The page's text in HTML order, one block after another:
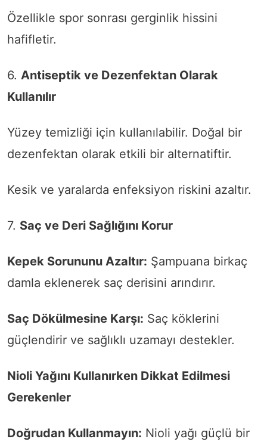
Özellikle spor sonrası gerginlik hissini
hafifletir.
6. Antiseptik ve Dezenfektan Olarak
Kullanılır
Yüzey temizliği için kullanılabilir. Doğal bir
dezenfektan olarak etkili bir alternatiftir.
Kesik ve yaralarda enfeksiyon riskini azaltır.
7. Saç ve Deri Sağlığını Korur
Kepek Sorununu Azaltır: Şampuana birkaç
damla eklenerek saç derisini arındırır.
Saç Dökülmesine Karşı: Saç köklerini
güçlendirir ve sağlıklı uzamayı destekler.
Nioli Yağını Kullanırken Dikkat Edilmesi
Gerekenler
Doğrudan Kullanmayın: Nioli yağı güçlü bir